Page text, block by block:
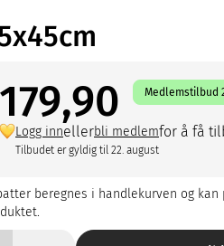
179,90 Medlemstilbud
Logg innellerbli medlemfor å få
Tilbudet er gyldig til 22. august
beregnes i handlekurven og